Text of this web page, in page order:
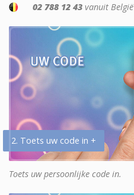
02 788 12 43 vanuit België
2. Toets uw code in +
Toets uw persoonlijke code in.